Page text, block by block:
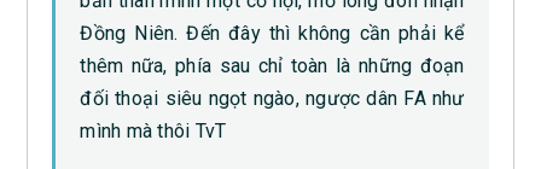
Đồng Niên. Đến đây thì không cần phải kể
thêm nữa, phía sau chỉ toàn là những đoạn
đối thoại siêu ngọt ngào, ngược dân FA như
mình mà thôi TvT